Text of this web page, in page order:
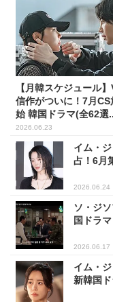
【月韓スケジュール
信作がついに！7月CS
始 韓国ドラマ(全62選
2026.06.23
イム・
占！6月
2026.06.24
ソ・ジ
国ドラ
2026.06.17
イム・
新韓国